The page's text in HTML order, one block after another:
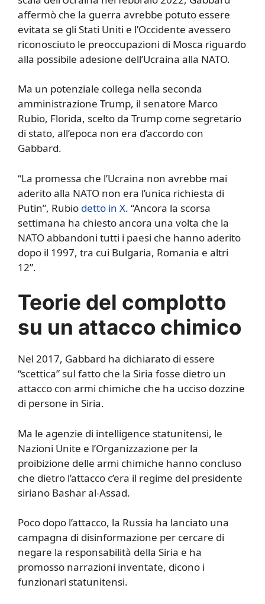
affermò che la guerra avrebbe potuto essere
evitata se gli Stati Uniti e l’Occidente avessero
riconosciuto le preoccupazioni di Mosca riguardo
alla possibile adesione dell’Ucraina alla NATO.
Ma un potenziale collega nella seconda
amministrazione Trump, il senatore Marco
Rubio, Florida, scelto da Trump come segretario
di stato, all’epoca non era d’accordo con
Gabbard.
“La promessa che l’Ucraina non avrebbe mai
aderito alla NATO non era l’unica richiesta di
Putin”, Rubio detto in X. “Ancora la scorsa
settimana ha chiesto ancora una volta che la
NATO abbandoni tutti i paesi che hanno aderito
dopo il 1997, tra cui Bulgaria, Romania e altri
12”.
Teorie del complotto
su un attacco chimico
Nel 2017, Gabbard ha dichiarato di essere
“scettica” sul fatto che la Siria fosse dietro un
attacco con armi chimiche che ha ucciso dozzine
di persone in Siria.
Ma le agenzie di intelligence statunitensi, le
Nazioni Unite e l’Organizzazione per la
proibizione delle armi chimiche hanno concluso
che dietro l’attacco c’era il regime del presidente
siriano Bashar al-Assad.
Poco dopo l’attacco, la Russia ha lanciato una
campagna di disinformazione per cercare di
negare la responsabilità della Siria e ha
promosso narrazioni inventate, dicono i
funzionari statunitensi.